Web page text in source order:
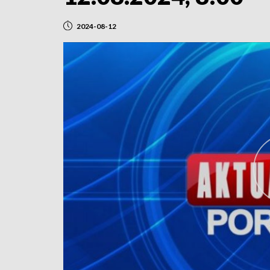
2024-08-12